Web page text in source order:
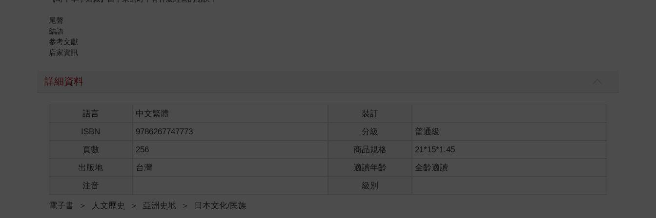
尾聲
結語
參考文獻
店家資訊
詳細資料
語言 中文繁體
裝訂
ISBN
9786267747773 分級
普通級
頁數
256 商品規格
21*15*1.45
出版地
台灣 適讀年齡
全齡適讀
注音
級別
電子書 ＞ 人文歷史 ＞ 亞洲史地 ＞ 日本文化/民族